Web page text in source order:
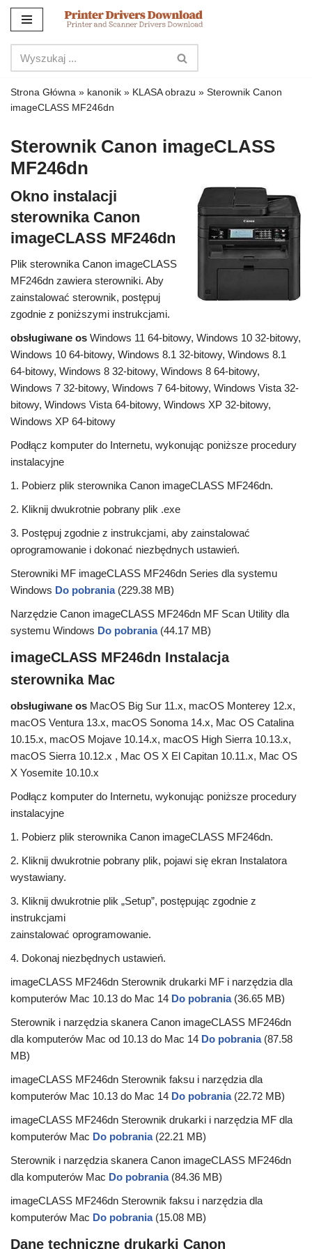
do
treści
Strona Główna » kanonik » KLASA obrazu » Sterownik Canon
imageCLASS MF246dn
Sterownik Canon imageCLASS
MF246dn
Okno instalacji
sterownika Canon
imageCLASS MF246dn
Plik sterownika Canon imageCLASS
MF246dn zawiera sterowniki. Aby
zainstalować sterownik, postępuj
zgodnie z poniższymi instrukcjami.
obsługiwane os Windows 11 64-bitowy, Windows 10 32-bitowy,
Windows 10 64-bitowy, Windows 8.1 32-bitowy, Windows 8.1
64-bitowy, Windows 8 32-bitowy, Windows 8 64-bitowy,
Windows 7 32-bitowy, Windows 7 64-bitowy, Windows Vista 32-
bitowy, Windows Vista 64-bitowy, Windows XP 32-bitowy,
Windows XP 64-bitowy
Podłącz komputer do Internetu, wykonując poniższe procedury
instalacyjne
1. Pobierz plik sterownika Canon imageCLASS MF246dn.
2. Kliknij dwukrotnie pobrany plik .exe
3. Postępuj zgodnie z instrukcjami, aby zainstalować
oprogramowanie i dokonać niezbędnych ustawień.
Sterowniki MF imageCLASS MF246dn Series dla systemu
Windows Do pobrania (229.38 MB)
Narzędzie Canon imageCLASS MF246dn MF Scan Utility dla
systemu Windows Do pobrania (44.17 MB)
imageCLASS MF246dn Instalacja
sterownika Mac
obsługiwane os MacOS Big Sur 11.x, macOS Monterey 12.x,
macOS Ventura 13.x, macOS Sonoma 14.x, Mac OS Catalina
10.15.x, macOS Mojave 10.14.x, macOS High Sierra 10.13.x,
macOS Sierra 10.12.x , Mac OS X El Capitan 10.11.x, Mac OS
X Yosemite 10.10.x
Podłącz komputer do Internetu, wykonując poniższe procedury
instalacyjne
1. Pobierz plik sterownika Canon imageCLASS MF246dn.
2. Kliknij dwukrotnie pobrany plik, pojawi się ekran Instalatora
wystawiany.
3. Kliknij dwukrotnie plik „Setup”, postępując zgodnie z
instrukcjami
zainstalować oprogramowanie.
4. Dokonaj niezbędnych ustawień.
imageCLASS MF246dn Sterownik drukarki MF i narzędzia dla
komputerów Mac 10.13 do Mac 14 Do pobrania (36.65 MB)
Sterownik i narzędzia skanera Canon imageCLASS MF246dn
dla komputerów Mac od 10.13 do Mac 14 Do pobrania (87.58
MB)
imageCLASS MF246dn Sterownik faksu i narzędzia dla
komputerów Mac 10.13 do Mac 14 Do pobrania (22.72 MB)
imageCLASS MF246dn Sterownik drukarki i narzędzia MF dla
komputerów Mac Do pobrania (22.21 MB)
Sterownik i narzędzia skanera Canon imageCLASS MF246dn
dla komputerów Mac Do pobrania (84.36 MB)
imageCLASS MF246dn Sterownik faksu i narzędzia dla
komputerów Mac Do pobrania (15.08 MB)
Dane techniczne drukarki Canon